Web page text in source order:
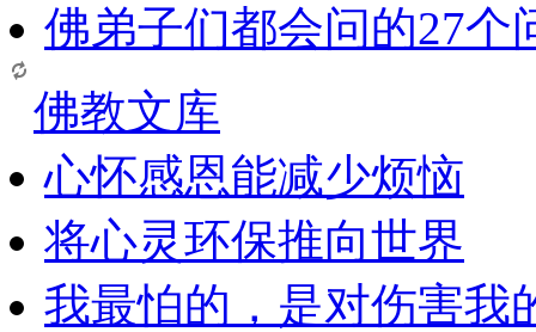
佛弟子们都会问的27个
佛教文库
心怀感恩能减少烦恼
将心灵环保推向世界
我最怕的，是对伤害我